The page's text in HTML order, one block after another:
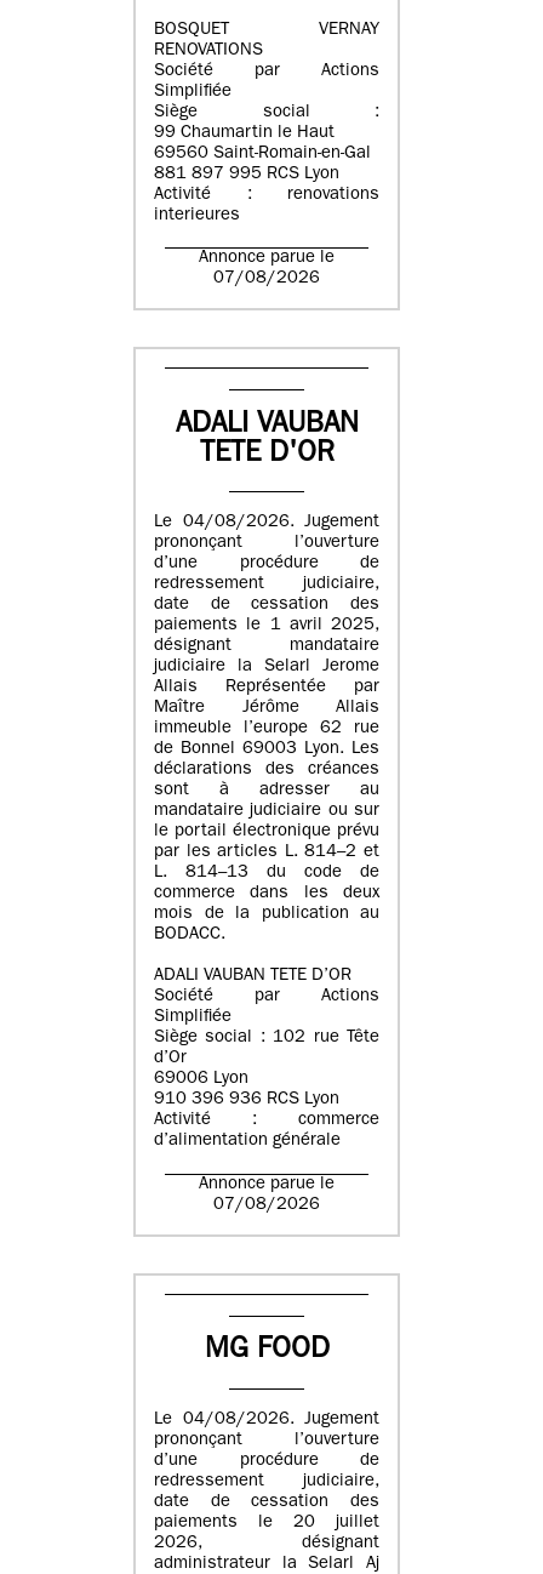
BOSQUET VERNAY
RENOVATIONS
Société par Actions
Simplifiée
Siège social :
99 Chaumartin le Haut
69560 Saint-Romain-en-Gal
881 897 995 RCS Lyon
Activité : renovations
interieures
Annonce parue le
07/08/2026
ADALI VAUBAN
TETE D'OR
Le 04/08/2026. Jugement
prononçant l’ouverture
d’une procédure de
redressement judiciaire,
date de cessation des
paiements le 1 avril 2025,
désignant mandataire
judiciaire la Selarl Jerome
Allais Représentée par
Maître Jérôme Allais
immeuble l’europe 62 rue
de Bonnel 69003 Lyon. Les
déclarations des créances
sont à adresser au
mandataire judiciaire ou sur
le portail électronique prévu
par les articles L. 814–2 et
L. 814–13 du code de
commerce dans les deux
mois de la publication au
BODACC.
ADALI VAUBAN TETE D’OR
Société par Actions
Simplifiée
Siège social : 102 rue Tête
d’Or
69006 Lyon
910 396 936 RCS Lyon
Activité : commerce
d’alimentation générale
Annonce parue le
07/08/2026
MG FOOD
Le 04/08/2026. Jugement
prononçant l’ouverture
d’une procédure de
redressement judiciaire,
date de cessation des
paiements le 20 juillet
2026, désignant
administrateur la Selarl Aj